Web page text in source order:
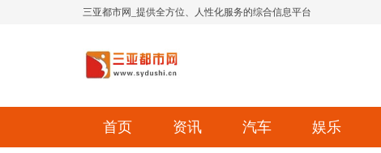
三亚都市网_提供全方位、人性化服务的综合信息平台
首页 资讯 汽车 娱乐